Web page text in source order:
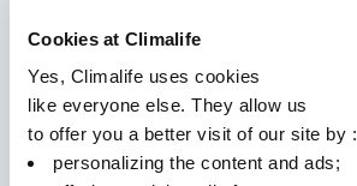
Cookies at Climalife
Yes, Climalife uses cookies
like everyone else. They allow us
to offer you a better visit of our site by :
personalizing the content and ads;